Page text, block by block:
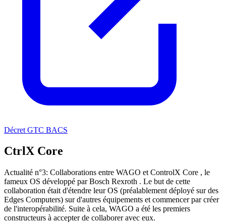
Décret GTC BACS
CtrlX Core
Actualité n°3: Collaborations entre WAGO et ControlX Core , le
fameux OS développé par Bosch Rexroth . Le but de cette
collaboration était d'étendre leur OS (préalablement déployé sur des
Edges Computers) sur d'autres équipements et commencer par créer
de l'interopérabilité. Suite à cela, WAGO a été les premiers
constructeurs à accepter de collaborer avec eux.